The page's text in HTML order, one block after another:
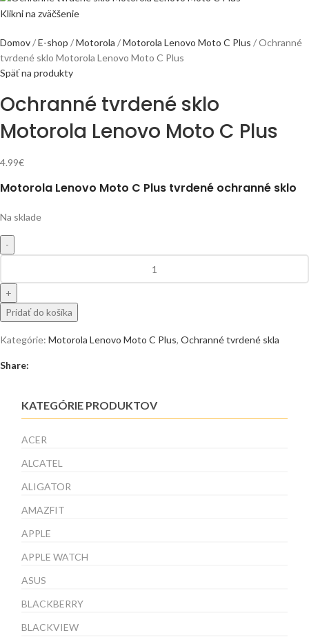
KATEGÓRIE PRODUKTOV
ACER
ALCATEL
ALIGATOR
AMAZFIT
APPLE
APPLE WATCH
ASUS
BLACKBERRY
BLACKVIEW
Klikni na zväčšenie
Domov E-shop Motorola Motorola Lenovo Moto C Plus
Ochranné
tvrdené sklo Motorola Lenovo Moto C Plus
Späť na produkty
Ochranné tvrdené sklo
Motorola Lenovo Moto C Plus
4.99€
Motorola Lenovo Moto C Plus tvrdené ochranné sklo
Na sklade
Pridať do košíka
Kategórie: Motorola Lenovo Moto C Plus, Ochranné tvrdené skla
Share: